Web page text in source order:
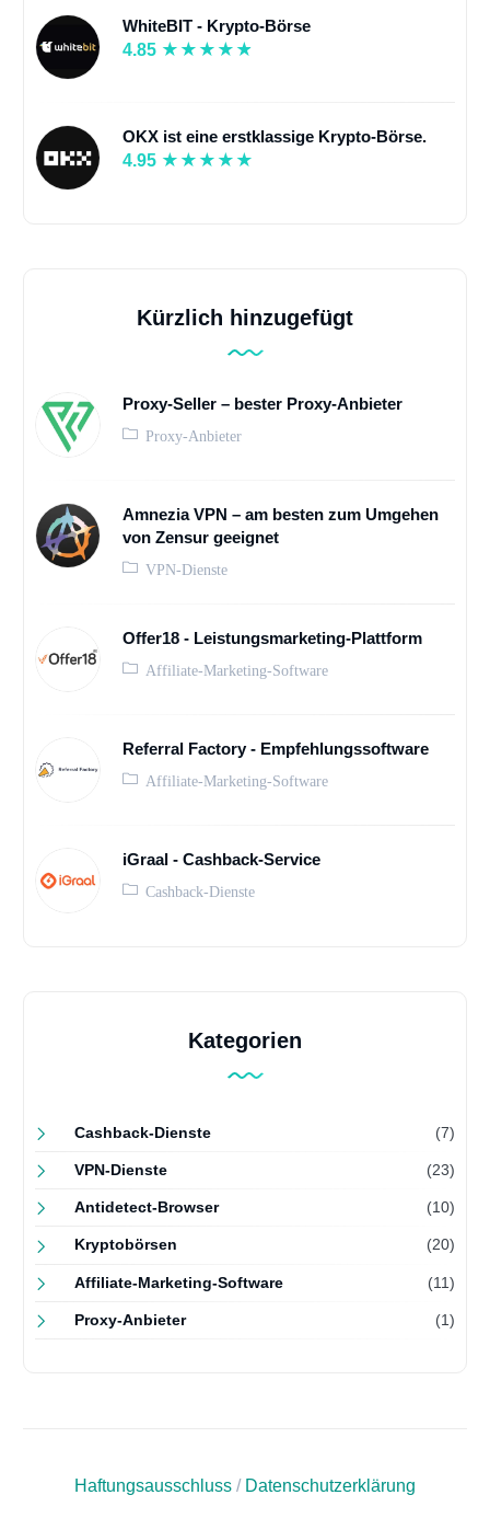
WhiteBIT - Krypto-Börse
4.85
OKX ist eine erstklassige Krypto-Börse.
4.95
Kürzlich hinzugefügt
Proxy-Seller – bester Proxy-Anbieter
Proxy-Anbieter
Amnezia VPN – am besten zum Umgehen
von Zensur geeignet
VPN-Dienste
Offer18 - Leistungsmarketing-Plattform
Affiliate-Marketing-Software
Referral Factory - Empfehlungssoftware
Affiliate-Marketing-Software
iGraal - Cashback-Service
Cashback-Dienste
Kategorien
Cashback-Dienste (7)
VPN-Dienste (23)
Antidetect-Browser (10)
Kryptobörsen (20)
Affiliate-Marketing-Software (11)
Proxy-Anbieter (1)
Haftungsausschluss / Datenschutzerklärung